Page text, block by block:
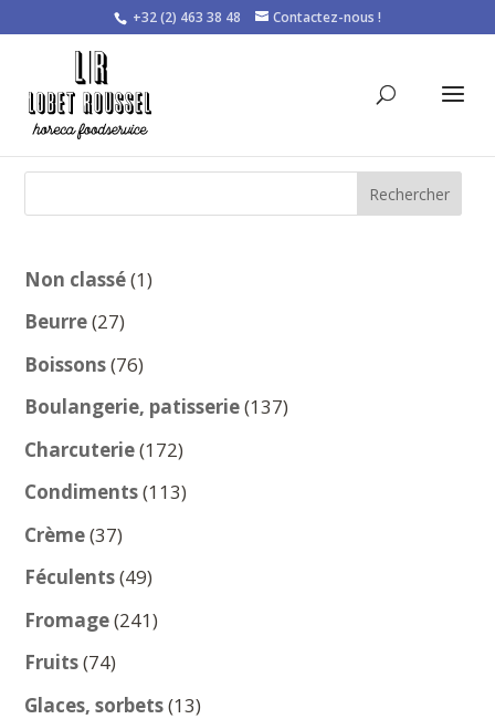
+32 (2) 463 38 48 Contactez-nous !
Rechercher
Non classé 11
Beurre 2727
produits
Boissons 7676
produits
Boulangerie, patisserie 137137
Charcuterie 172172
produits
Condiments 113113
Crème 3737
produits
Féculents 4949
produits
Fromage 241241
Fruits 7474
produits
Glaces, sorbets 1313